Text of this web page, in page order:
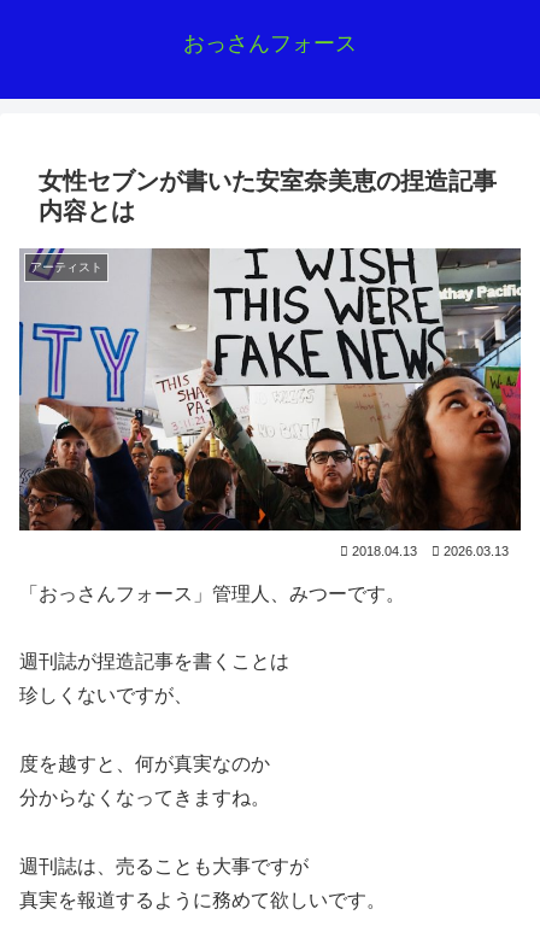
おっさんフォース
女性セブンが書いた安室奈美恵の捏造記事
内容とは
アーティスト
2018.04.13 2026.03.13
「おっさんフォース」管理人、みつーです。
週刊誌が捏造記事を書くことは
珍しくないですが、
度を越すと、何が真実なのか
分からなくなってきますね。
週刊誌は、売ることも大事ですが
真実を報道するように務めて欲しいです。